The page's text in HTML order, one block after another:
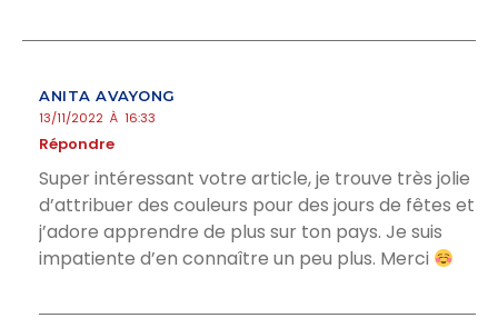
ANITA AVAYONG
13/11/2022 À 16:33
Répondre
Super intéressant votre article, je trouve très jolie
d’attribuer des couleurs pour des jours de fêtes et
j’adore apprendre de plus sur ton pays. Je suis
impatiente d’en connaître un peu plus. Merci